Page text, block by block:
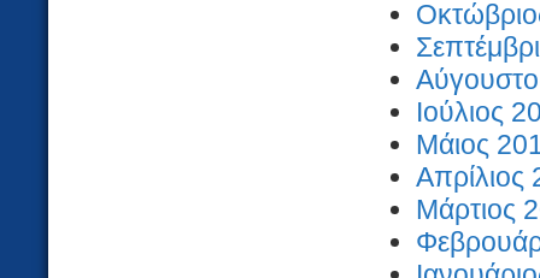
Ιούλιος
Μάιος
Απρίλιος
Μάρτιος